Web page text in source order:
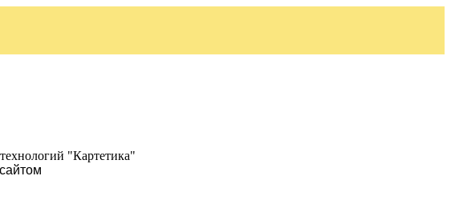
"Картетика"